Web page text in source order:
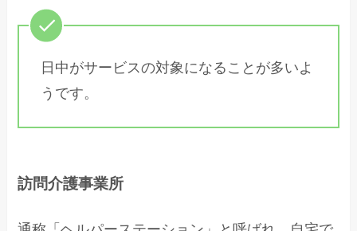
日中がサービスの対象になることが多いよ
うです。
訪問介護事業所